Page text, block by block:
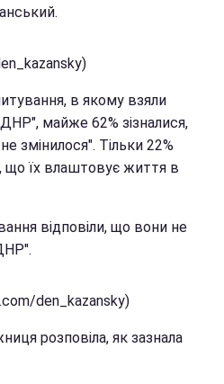
в якому взяли
майже 62% зізналися,
змінилося". Тільки 22%
що їх влаштовує життя в
відповіли, що вони не
den_kazansky)
розповіла, як зазнала